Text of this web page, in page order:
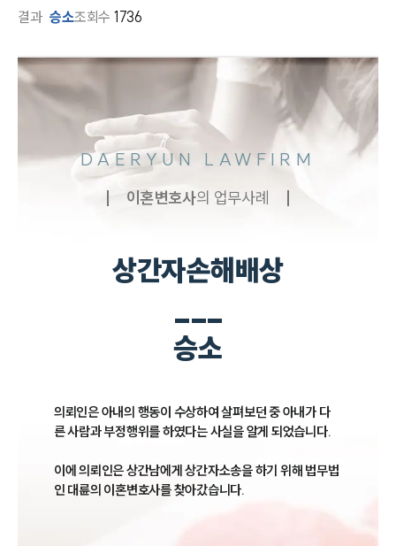
결과 승소조회수 1736
DAERYUN LAWFIRM
이혼변호사의 업무사례
상간자손해배상
___
승소
의뢰인은 아내의 행동이 수상하여 살펴보던 중 아내가 다
른 사람과 부정행위를 하였다는 사실을 알게 되었습니다.
이에 의뢰인은 상간남에게 상간자소송을 하기 위해 법무법
인 대륜의 이혼변호사를 찾아갔습니다.